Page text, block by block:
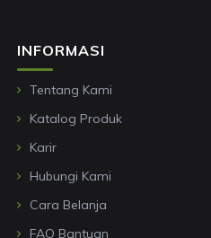
INFORMASI
Tentang Kami
Katalog Produk
Karir
Hubungi Kami
Cara Belanja
FAQ Bantuan